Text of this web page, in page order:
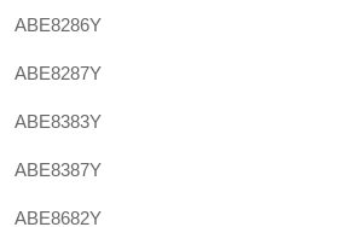
ABE8286Y
ABE8287Y
ABE8383Y
ABE8387Y
ABE8682Y